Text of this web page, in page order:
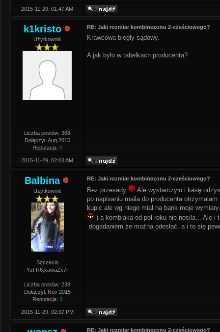
2015-11-29, 01:47 AM
k1kristo
Użytkownik
Liczba postów: 368
Dołączył: Aug 2015
Reputacja: 0
RE: Jaki rozmiar kombinezonu 2-cześciowego?
Krawcowa biegły sądowy.
A jak było w tabelkach producenta?
2015-11-29, 02:03 AM
Balbina
Użytkownik
Szczecin
Yzf R6,kawaZx7r
Liczba postów: 238
Dołączył: Nov 2015
Reputacja: 3
RE: Jaki rozmiar kombinezonu 2-cześciowego?
Bez przesady
Ale wystarczyło i kasę
po napisaniu maila do producenta
kupic ale wg niego mial na bank moje
) a kombiaka od pol roku nie nosila... Ale i
dogadaniem że można odesłać, a i to się
2015-11-29, 02:07 PM
RE: Jaki rozmiar kombinezonu 2-cześciowego?